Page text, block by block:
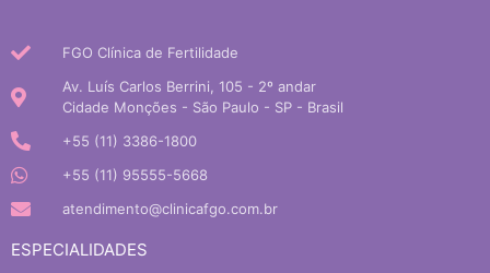
ESPECIALIDADES
FGO Clínica de Fertilidade
Av. Luís Carlos Berrini, 105 - 2º andar
Cidade Monções - São Paulo - SP - Brasil
+55 (11) 3386-1800
+55 (11) 95555-5668
atendimento@clinicafgo.com.br